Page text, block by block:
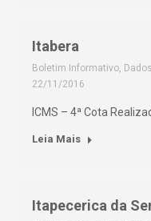
Itabera
Boletim Informativo,
22/11/2016
ICMS – 4ª Cota
Leia Mais
Itapecerica da